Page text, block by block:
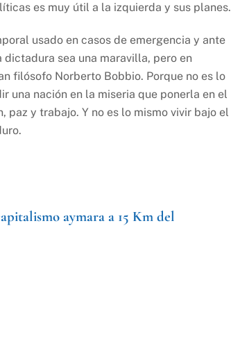
es muy útil a la izquierda y sus planes.
usado en casos de emergencia y ante
sea una maravilla, pero en
filósofo Norberto Bobbio. Porque no es lo
una nación en la miseria que ponerla en el
paz y trabajo. Y no es lo mismo vivir bajo el
aymara a 15 Km del